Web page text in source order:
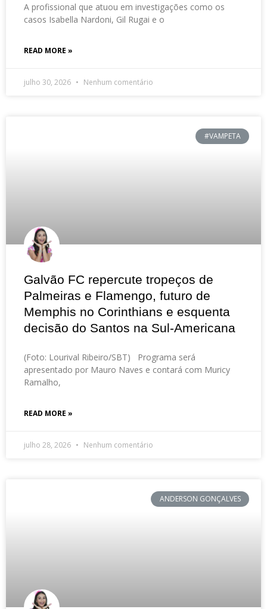
A profissional que atuou em investigações como os
casos Isabella Nardoni, Gil Rugai e o
READ MORE »
julho 30, 2026 Nenhum comentário
#VAMPETA
Galvão FC repercute tropeços de
Palmeiras e Flamengo, futuro de
Memphis no Corinthians e esquenta
decisão do Santos na Sul-Americana
(Foto: Lourival Ribeiro/SBT) Programa será
apresentado por Mauro Naves e contará com Muricy
Ramalho,
READ MORE »
julho 28, 2026 Nenhum comentário
ANDERSON GONÇALVES